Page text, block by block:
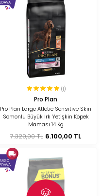
(1)
Pro Plan
Pro Plan Large Atletic Sensıtıve Skin
Somonlu Büyük Irk Yetişkin Köpek
Maması 14 Kg
7.320,00 TL 6.100,00 TL